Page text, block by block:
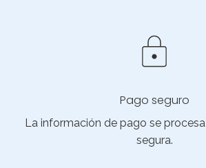
Pago seguro
La información de pago se
segura.